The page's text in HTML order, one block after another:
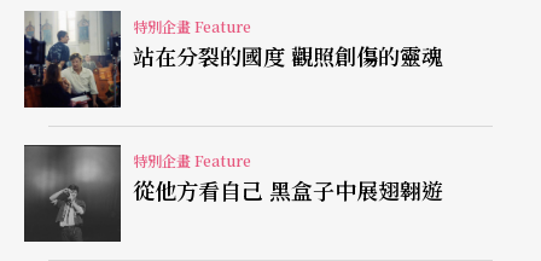
著環境、時間、觀眾的變化而有所成長。所以這也
為什麼，勒帕吉會說：「電影對我而言，不過是為
我劇場作品拍照的機會而已。但也只是拍一張照
片。這有點像家庭相簿，裡頭有一張張小小的照
片，那都代表了你生命中的某階段的瞬間。」
特別企畫 Feature
站在分裂的國度 觀照創傷的靈魂
特別企畫 Feature
從他方看自己 黑盒子中展翅翱遊